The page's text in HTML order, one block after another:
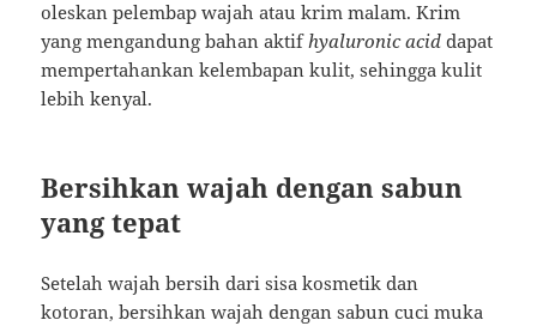
oleskan pelembap wajah atau krim malam. Krim
yang mengandung bahan aktif hyaluronic aciddapat
mempertahankan kelembapan kulit, sehingga kulit
lebih kenyal.
Bersihkan wajah dengan sabun
yang tepat
Setelah wajah bersih dari sisa kosmetik dan
kotoran, bersihkan wajah dengan sabun cuci muka